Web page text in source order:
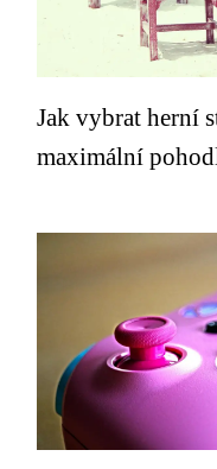
Jak vybrat herní
maximální